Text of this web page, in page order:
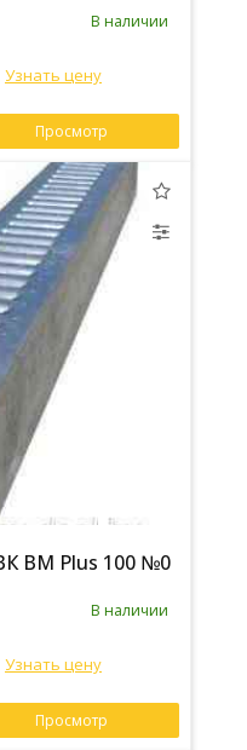
В наличии
Узнать цену
Просмотр
ВМ Plus 100 №0
В наличии
Узнать цену
Просмотр